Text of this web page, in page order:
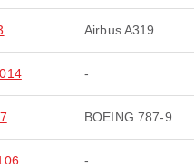
Airbus A319
-
BOEING 787-9
-